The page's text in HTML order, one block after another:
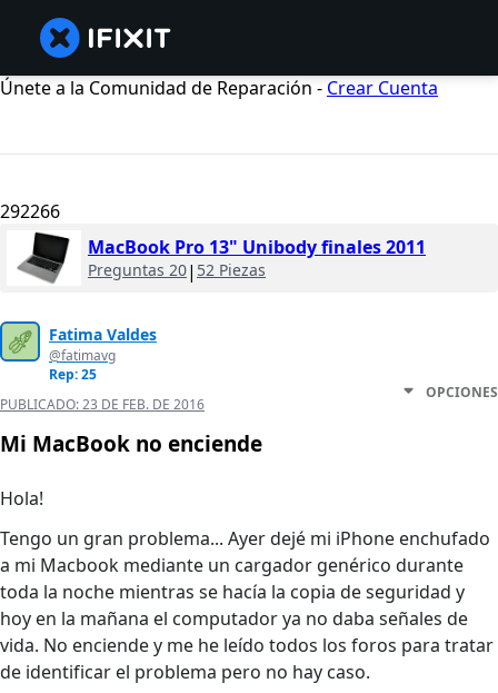
Únete a la Comunidad de Reparación - Crear Cuenta
292266
MacBook Pro 13" Unibody finales 2011
Preguntas 20| 52 Piezas
Fatima Valdes
@fatimavg
Rep: 25
PUBLICADO:23 DE FEB. DE 2016
OPCIONES
Mi MacBook no enciende
Hola!
Tengo un gran problema... Ayer dejé mi iPhone enchufado
a mi Macbook mediante un cargador genérico durante
toda la noche mientras se hacía la copia de seguridad y
hoy en la mañana el computador ya no daba señales de
vida. No enciende y me he leído todos los foros para tratar
de identificar el problema pero no hay caso.